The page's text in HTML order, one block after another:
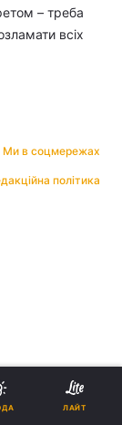
– треба
всіх
Ми в соцмережах
політика
ЛАЙТ